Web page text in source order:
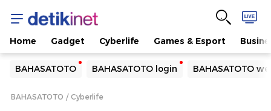
Home Gadget Cyberlife Games & Esport
BAHASATOTO BAHASATOTO login BAHASATOTO
Yang sedang ramai dicari
Loading...
BAHASATOTO Cyberlife